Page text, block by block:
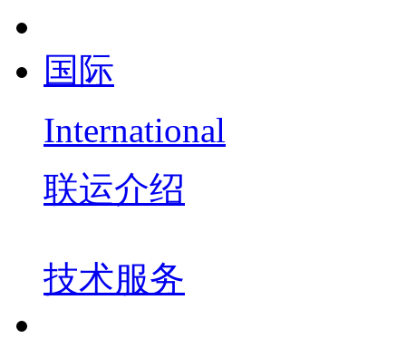
国际
International
联运介绍
技术服务